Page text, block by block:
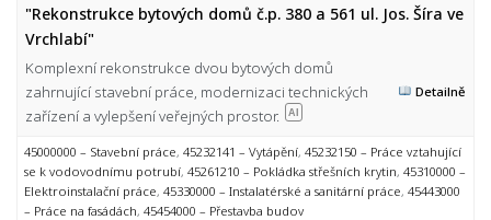
"Rekonstrukce bytových domů č.p. 380 a 561 ul. Jos. Šíra ve
Vrchlabí"
Komplexní rekonstrukce dvou bytových domů
zahrnující stavební práce, modernizaci technických
zařízení a vylepšení veřejných prostor.
AI
Detailně
45000000 – Stavební práce, 45232141 – Vytápění, 45232150 – Práce vztahující
se k vodovodnímu potrubí, 45261210 – Pokládka střešních krytin, 45310000 –
Elektroinstalační práce, 45330000 – Instalatérské a sanitární práce, 45443000
– Práce na fasádách, 45454000 – Přestavba budov